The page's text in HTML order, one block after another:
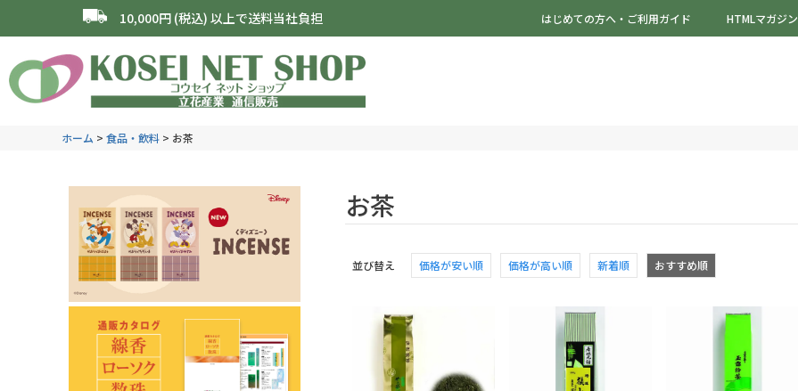
10,000円 (税込) 以上で送料当社負担 はじめての方へ・ご利用ガイド HTMLマガジン
ホーム 食品・飲料 お茶
お茶
並び替え 価格が安い順 価格が高い順 新着順 おすすめ順